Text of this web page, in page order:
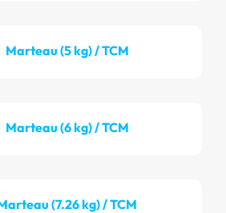
Marteau (5 kg) / TCM
Marteau (6 kg) / TCM
(7.26 kg) / TCM